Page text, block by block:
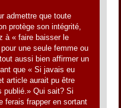
admettre que toute
protège son intégrité,
à « faire baisser le
une seule femme ou
aussi bien affirmer un
que « Si javais eu
article aurait pu être
publié.» Qui sait? Si
ferais frapper en sortant